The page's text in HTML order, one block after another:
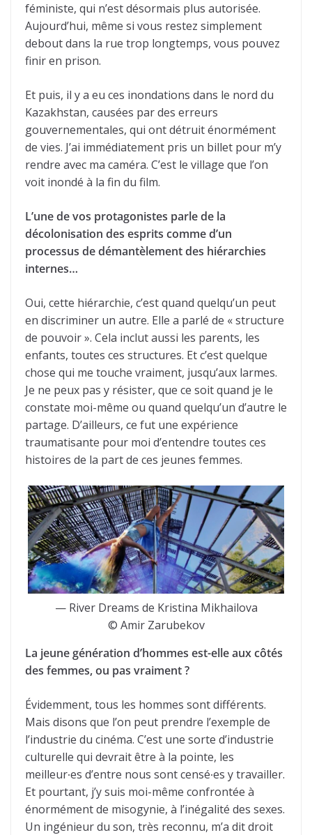
féministe, qui n’est désormais plus autorisée.
Aujourd’hui, même si vous restez simplement
debout dans la rue trop longtemps, vous pouvez
finir en prison.
Et puis, il y a eu ces inondations dans le nord du
Kazakhstan, causées par des erreurs
gouvernementales, qui ont détruit énormément
de vies. J’ai immédiatement pris un billet pour m’y
rendre avec ma caméra. C’est le village que l’on
voit inondé à la fin du film.
L’une de vos protagonistes parle de la
décolonisation des esprits comme d’un
processus de démantèlement des hiérarchies
internes…
Oui, cette hiérarchie, c’est quand quelqu’un peut
en discriminer un autre. Elle a parlé de « structure
de pouvoir ». Cela inclut aussi les parents, les
enfants, toutes ces structures. Et c’est quelque
chose qui me touche vraiment, jusqu’aux larmes.
Je ne peux pas y résister, que ce soit quand je le
constate moi-même ou quand quelqu’un d’autre le
partage. D’ailleurs, ce fut une expérience
traumatisante pour moi d’entendre toutes ces
histoires de la part de ces jeunes femmes.
— River Dreams de Kristina Mikhailova
© Amir Zarubekov
La jeune génération d’hommes est-elle aux côtés
des femmes, ou pas vraiment ?
Évidemment, tous les hommes sont différents.
Mais disons que l’on peut prendre l’exemple de
l’industrie du cinéma. C’est une sorte d’industrie
culturelle qui devrait être à la pointe, les
meilleur∙es d’entre nous sont censé∙es y travailler.
Et pourtant, j’y suis moi-même confrontée à
énormément de misogynie, à l’inégalité des sexes.
Un ingénieur du son, très reconnu, m’a dit droit